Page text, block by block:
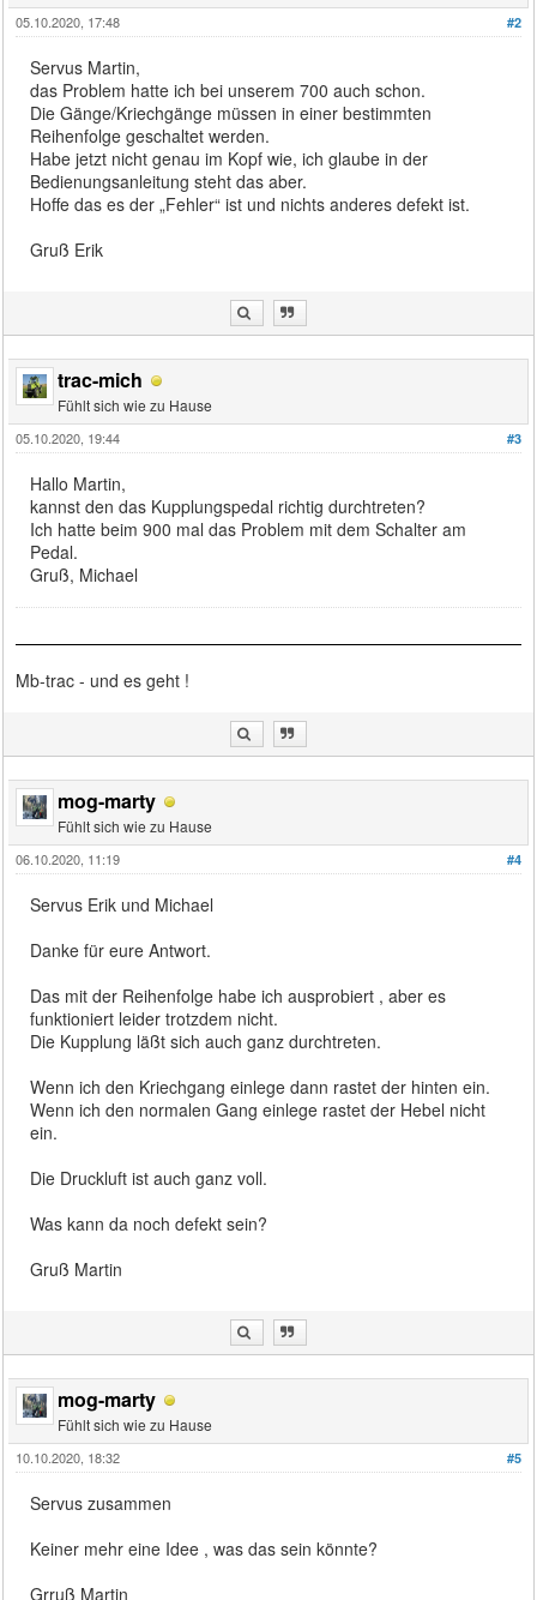
#2
05.10.2020, 17:48
Servus Martin,
das Problem hatte ich bei unserem 700 auch schon.
Die Gänge/Kriechgänge müssen in einer bestimmten
Reihenfolge geschaltet werden.
Habe jetzt nicht genau im Kopf wie, ich glaube in der
Bedienungsanleitung steht das aber.
Hoffe das es der „Fehler“ ist und nichts anderes defekt ist.
Gruß Erik
trac-mich
Fühlt sich wie zu Hause
#3
05.10.2020, 19:44
Hallo Martin,
kannst den das Kupplungspedal richtig durchtreten?
Ich hatte beim 900 mal das Problem mit dem Schalter am
Pedal.
Gruß, Michael
Mb-trac - und es geht !
mog-marty
Fühlt sich wie zu Hause
#4
06.10.2020, 11:19
Servus Erik und Michael
Danke für eure Antwort.
Das mit der Reihenfolge habe ich ausprobiert , aber es
funktioniert leider trotzdem nicht.
Die Kupplung läßt sich auch ganz durchtreten.
Wenn ich den Kriechgang einlege dann rastet der hinten ein.
Wenn ich den normalen Gang einlege rastet der Hebel nicht
ein.
Die Druckluft ist auch ganz voll.
Was kann da noch defekt sein?
Gruß Martin
mog-marty
Fühlt sich wie zu Hause
#5
10.10.2020, 18:32
Servus zusammen
Keiner mehr eine Idee , was das sein könnte?
Grruß Martin